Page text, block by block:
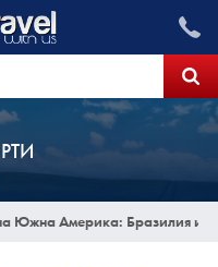
Южна Америка: Бразилия и